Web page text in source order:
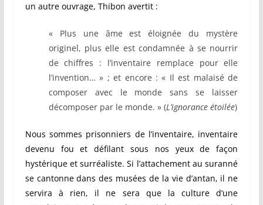
un autre ouvrage, Thibon avertit :
« Plus une âme est éloignée du mystère
originel, plus elle est condamnée à se nourrir
de chiffres : l’inventaire remplace pour elle
l’invention… » ; et encore : « Il est malaisé de
composer avec le monde sans se laisser
décomposer par le monde. » (L’ignorance étoilée)
Nous sommes prisonniers de l’inventaire, inventaire
devenu fou et défilant sous nos yeux de façon
hystérique et surréaliste. Si l’attachement au suranné
se cantonne dans des musées de la vie d’antan, il ne
servira à rien, il ne sera que la culture d’une